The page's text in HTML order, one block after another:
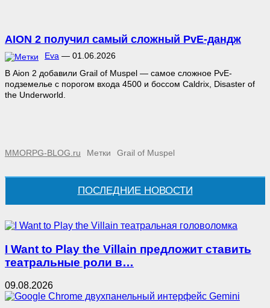
AION 2 получил самый сложный PvE-дандж
Eva — 01.06.2026
В Aion 2 добавили Grail of Muspel — самое сложное PvE-
подземелье с порогом входа 4500 и боссом Caldrix, Disaster of
the Underworld.
MMORPG-BLOG.ru Метки Grail of Muspel
ПОСЛЕДНИЕ НОВОСТИ
I Want to Play the Villain предложит ставить
театральные роли в…
09.08.2026